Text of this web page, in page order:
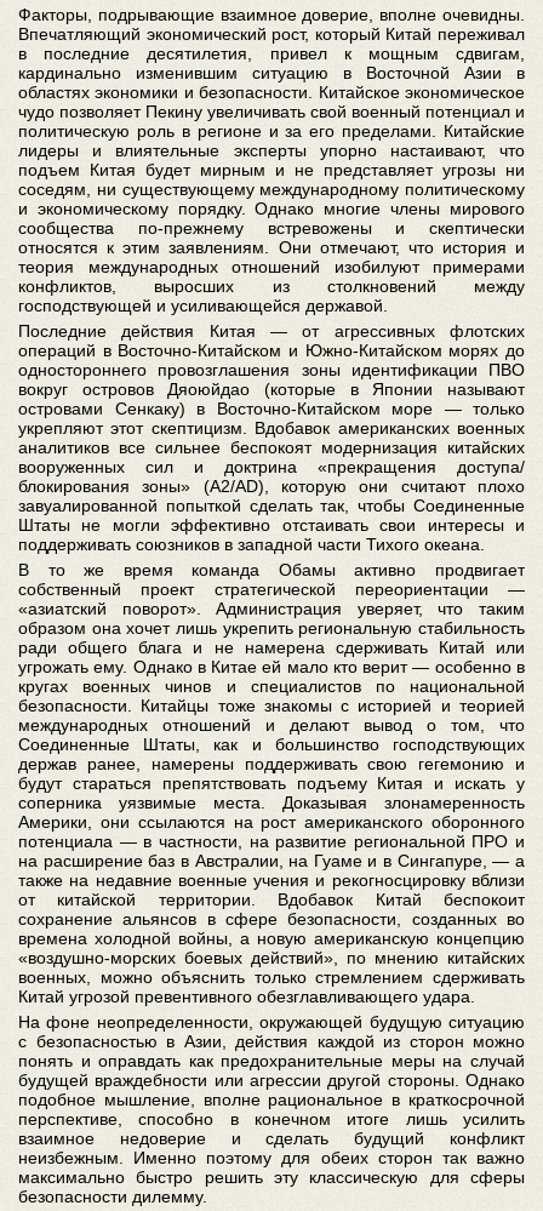
Факторы, подрывающие взаимное доверие, вполне очевидны.
Впечатляющий экономический рост, который Китай переживал
в последние десятилетия, привел к мощным сдвигам,
кардинально изменившим ситуацию в Восточной Азии в
областях экономики и безопасности. Китайское экономическое
чудо позволяет Пекину увеличивать свой военный потенциал и
политическую роль в регионе и за его пределами. Китайские
лидеры и влиятельные эксперты упорно настаивают, что
подъем Китая будет мирным и не представляет угрозы ни
соседям, ни существующему международному политическому
и экономическому порядку. Однако многие члены мирового
сообщества по-прежнему встревожены и скептически
относятся к этим заявлениям. Они отмечают, что история и
теория международных отношений изобилуют примерами
конфликтов, выросших из столкновений между
господствующей и усиливающейся державой.
Последние действия Китая — от агрессивных флотских
операций в Восточно-Китайском и Южно-Китайском морях до
одностороннего провозглашения зоны идентификации ПВО
вокруг островов Дяоюйдао (которые в Японии называют
островами Сенкаку) в Восточно-Китайском море — только
укрепляют этот скептицизм. Вдобавок американских военных
аналитиков все сильнее беспокоят модернизация китайских
вооруженных сил и доктрина «прекращения доступа/
блокирования зоны» (A2/AD), которую они считают плохо
завуалированной попыткой сделать так, чтобы Соединенные
Штаты не могли эффективно отстаивать свои интересы и
поддерживать союзников в западной части Тихого океана.
В то же время команда Обамы активно продвигает
собственный проект стратегической переориентации —
«азиатский поворот». Администрация уверяет, что таким
образом она хочет лишь укрепить региональную стабильность
ради общего блага и не намерена сдерживать Китай или
угрожать ему. Однако в Китае ей мало кто верит — особенно в
кругах военных чинов и специалистов по национальной
безопасности. Китайцы тоже знакомы с историей и теорией
международных отношений и делают вывод о том, что
Соединенные Штаты, как и большинство господствующих
держав ранее, намерены поддерживать свою гегемонию и
будут стараться препятствовать подъему Китая и искать у
соперника уязвимые места. Доказывая злонамеренность
Америки, они ссылаются на рост американского оборонного
потенциала — в частности, на развитие региональной ПРО и
на расширение баз в Австралии, на Гуаме и в Сингапуре, — а
также на недавние военные учения и рекогносцировку вблизи
от китайской территории. Вдобавок Китай беспокоит
сохранение альянсов в сфере безопасности, созданных во
времена холодной войны, а новую американскую концепцию
«воздушно-морских боевых действий», по мнению китайских
военных, можно объяснить только стремлением сдерживать
Китай угрозой превентивного обезглавливающего удара.
На фоне неопределенности, окружающей будущую ситуацию
с безопасностью в Азии, действия каждой из сторон можно
понять и оправдать как предохранительные меры на случай
будущей враждебности или агрессии другой стороны. Однако
подобное мышление, вполне рациональное в краткосрочной
перспективе, способно в конечном итоге лишь усилить
взаимное недоверие и сделать будущий конфликт
неизбежным. Именно поэтому для обеих сторон так важно
максимально быстро решить эту классическую для сферы
безопасности дилемму.